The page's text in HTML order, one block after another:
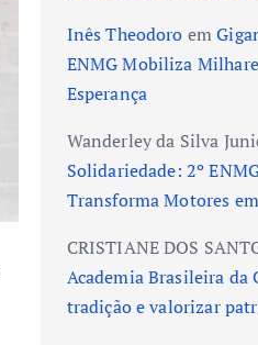
Inês Theodoro em
ENMG Mobiliza
Esperança
Wanderley da Silva
Solidariedade: 2º
Transforma Motores
CRISTIANE DOS
Academia Brasileira
tradição e valorizar